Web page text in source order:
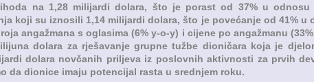
na 1,28 milijardi dolara, što je porast od 37% u
koji su iznosili 1,14 milijardi dolara, što je povećanje od 41%
angažmana s oglasima (6% y-o-y) i cijene po angažmanu
dolara za rješavanje grupne tužbe dioničara koja je
dolara novčanih priljeva iz poslovnih aktivnosti za prvih
da dionice imaju potencijal rasta u srednjem roku.